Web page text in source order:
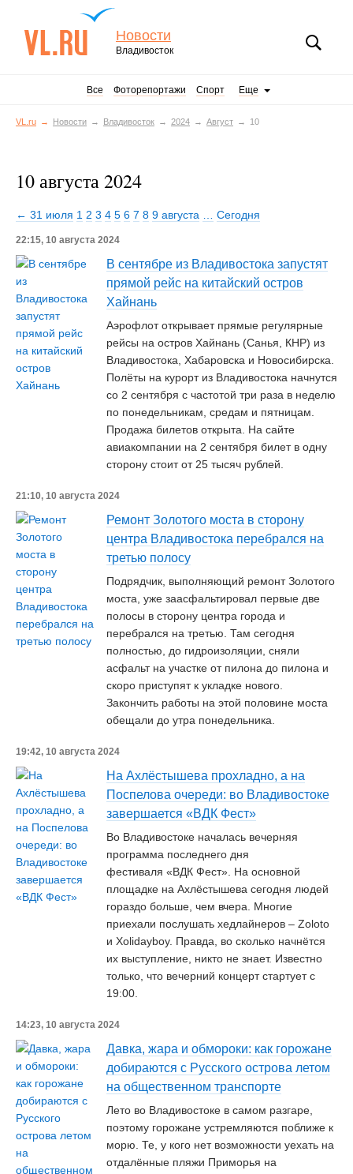
Новости
Владивосток
Все Фоторепортажи Спорт Еще
VL.ru Новости Владивосток 2024 Август 10
10 августа 2024
← 31 июля 1 2 3 4 5 6 7 8 9 августа Сегодня
22:15, 10 августа 2024
В сентябре из Владивостока запустят
прямой рейс на китайский остров
Хайнань
Аэрофлот открывает прямые регулярные
рейсы на остров Хайнань (Санья, КНР) из
Владивостока, Хабаровска и Новосибирска.
Полёты на курорт из Владивостока начнутся
со 2 сентября с частотой три раза в неделю
по понедельникам, средам и пятницам.
Продажа билетов открыта. На сайте
авиакомпании на 2 сентября билет в одну
сторону стоит от 25 тысяч рублей.
21:10, 10 августа 2024
Ремонт Золотого моста в сторону
центра Владивостока перебрался на
третью полосу
Подрядчик, выполняющий ремонт Золотого
моста, уже заасфальтировал первые две
полосы в сторону центра города и
перебрался на третью. Там сегодня
полностью, до гидроизоляции, сняли
асфальт на участке от пилона до пилона и
скоро приступят к укладке нового.
Закончить работы на этой половине моста
обещали до утра понедельника.
19:42, 10 августа 2024
На Ахлёстышева прохладно, а на
Поспелова очереди: во Владивостоке
завершается «ВДК Фест»
Во Владивостоке началась вечерняя
программа последнего дня
фестиваля «ВДК Фест». На основной
площадке на Ахлёстышева сегодня людей
гораздо больше, чем вчера. Многие
приехали послушать хедлайнеров – Zoloto
и Xolidayboy. Правда, во сколько начнётся
их выступление, никто не знает. Известно
только, что вечерний концерт стартует с
19:00.
14:23, 10 августа 2024
Давка, жара и обмороки: как горожане
добираются с Русского острова летом
на общественном транспорте
Лето во Владивостоке в самом разгаре,
поэтому горожане устремляются поближе к
морю. Те, у кого нет возможности уехать на
отдалённые пляжи Приморья на